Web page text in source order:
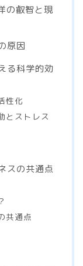
の叡智と現
原因
る科学的効
性化
とストレス
スの共通点
共通点